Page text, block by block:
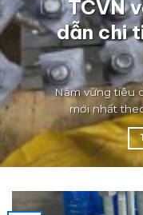
TCVN
dẫn chi
Nắm vững tiêu
mới nhất